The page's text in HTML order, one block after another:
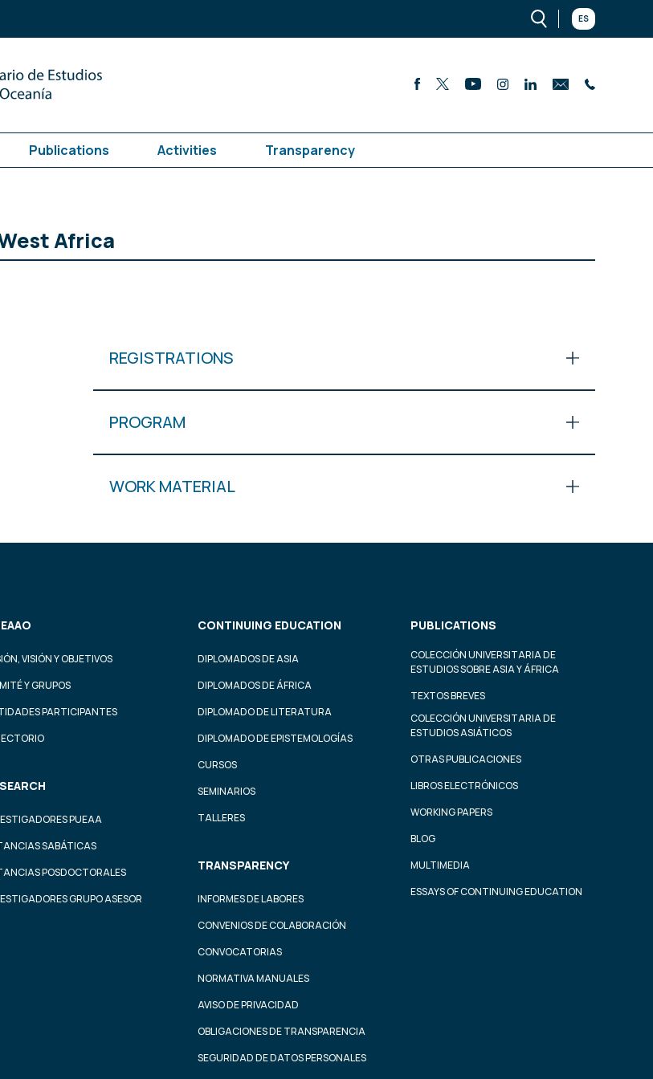
ES
Publications Activities Transparency
Africa
REGISTRATIONS
PROGRAM
WORK MATERIAL
VISIÓN Y OBJETIVOS
Y GRUPOS
PARTICIPANTES
PUEAA
SABÁTICAS
POSDOCTORALES
GRUPO ASESOR
CONTINUING EDUCATION
DIPLOMADOS DE ASIA
DIPLOMADOS DE ÁFRICA
DIPLOMADO DE LITERATURA
DIPLOMADO DE EPISTEMOLOGÍAS
CURSOS
SEMINARIOS
TALLERES
TRANSPARENCY
INFORMES DE LABORES
CONVENIOS DE COLABORACIÓN
CONVOCATORIAS
NORMATIVA MANUALES
AVISO DE PRIVACIDAD
OBLIGACIONES DE TRANSPARENCIA
SEGURIDAD DE DATOS PERSONALES
PUBLICATIONS
COLECCIÓN UNIVERSITARIA DE
ESTUDIOS SOBRE ASIA Y ÁFRICA
TEXTOS BREVES
COLECCIÓN UNIVERSITARIA DE
ESTUDIOS ASIÁTICOS
OTRAS PUBLICACIONES
LIBROS ELECTRÓNICOS
WORKING PAPERS
BLOG
MULTIMEDIA
ESSAYS OF CONTINUING EDUCATION